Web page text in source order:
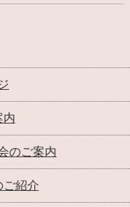
内
のご案内
ご紹介